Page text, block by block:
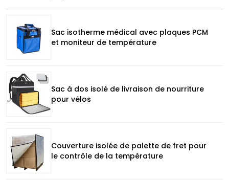
Sac isotherme médical avec plaques PCM
et moniteur de température
Sac à dos isolé de livraison de nourriture
pour vélos
Couverture isolée de palette de fret pour
le contrôle de la température